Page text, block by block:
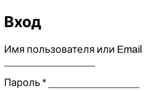
Вход
Имя пользователя или Email
Пароль *Обязательно